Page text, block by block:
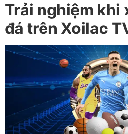
Trải nghiệm khi
đá trên Xoilac